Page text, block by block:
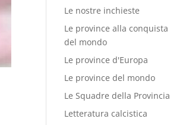
Le nostre inchieste
Le province alla conquista
del mondo
Le province d'Europa
Le province del mondo
Le Squadre della Provincia
Letteratura calcistica